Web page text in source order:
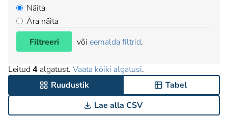
Näita
Ära näita
Filtreeri
või eemalda filtrid.
Leitud 4 algatust. Vaata kõiki algatusi.
Ruudustik
Tabel
Lae alla CSV